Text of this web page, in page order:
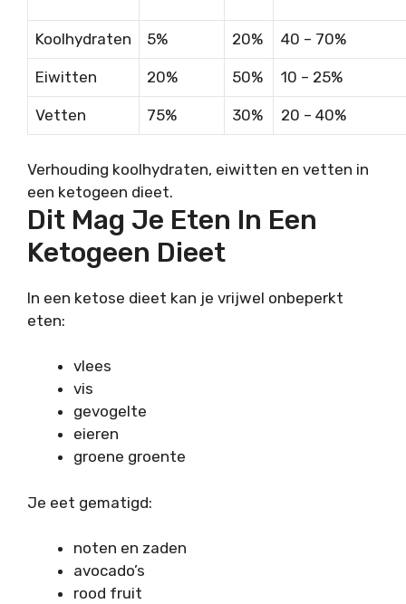
Koolhydraten 5% 20% 40 – 70%
Eiwitten 20% 50% 10 – 25%
Vetten 75% 30% 20 – 40%
Verhouding koolhydraten, eiwitten en vetten in
een ketogeen dieet.
Dit Mag Je Eten In Een
Ketogeen Dieet
In een ketose dieet kan je vrijwel onbeperkt
eten:
vlees
vis
gevogelte
eieren
groene groente
Je eet gematigd:
noten en zaden
avocado’s
rood fruit